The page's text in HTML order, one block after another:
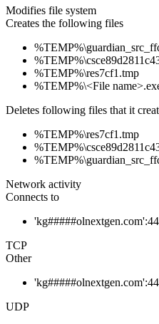
Modifies file system
Creates the following files
%TEMP%\res7cf1.tmp
%TEMP%\<File
Deletes following files that it
%TEMP%\res7cf1.tmp
Network activity
Connects to
TCP
Other
UDP